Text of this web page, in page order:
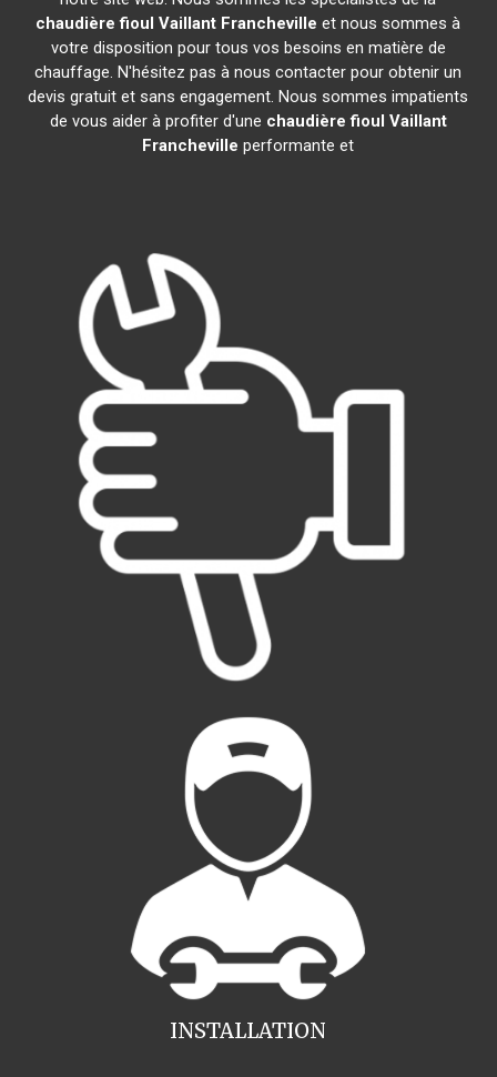
chaudière fioul Vaillant Francheville et nous sommes à
votre disposition pour tous vos besoins en matière de
chauffage. N'hésitez pas à nous contacter pour obtenir un
devis gratuit et sans engagement. Nous sommes impatients
de vous aider à profiter d'une chaudière fioul Vaillant
Francheville performante et
INSTALLATION